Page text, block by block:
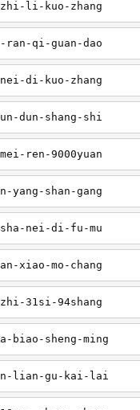
zhi-li-kuo-zhang
qi-guan-dao
di-kuo-zhang
dun-shang-shi
ren-9000yuan
yang-shan-gang
nei-di-fu-mu
xiao-mo-chang
31si-94shang
biao-sheng-ming
lian-gu-kai-lai